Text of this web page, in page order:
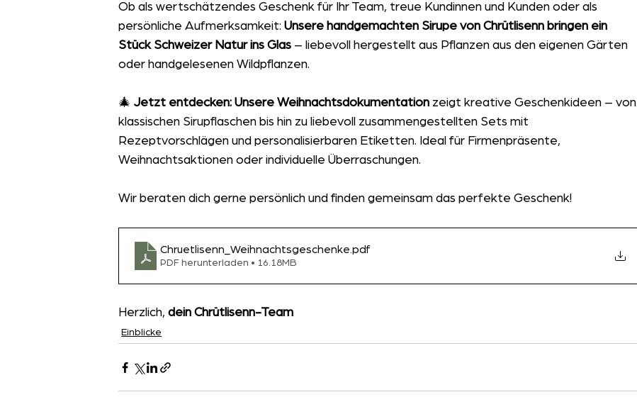
Ob als wertschätzendes Geschenk für Ihr Team, treue Kundinnen und Kunden oder als
persönliche Aufmerksamkeit: Unsere handgemachten Sirupe von Chrütlisenn bringen ein
Stück Schweizer Natur ins Glas – liebevoll hergestellt aus Pflanzen aus den eigenen Gärten
oder handgelesenen Wildpflanzen.
🎄 Jetzt entdecken: Unsere Weihnachtsdokumentation zeigt kreative Geschenkideen – von
klassischen Sirupflaschen bis hin zu liebevoll zusammengestellten Sets mit
Rezeptvorschlägen und personalisierbaren Etiketten. Ideal für Firmenpräsente,
Weihnachtsaktionen oder individuelle Überraschungen.
Wir beraten dich gerne persönlich und finden gemeinsam das perfekte Geschenk!
Chruetlisenn_Weihnachtsgeschenke .pdf
PDF herunterladen • 16.18MB
Herzlich, dein Chrütlisenn-Team
Einblicke